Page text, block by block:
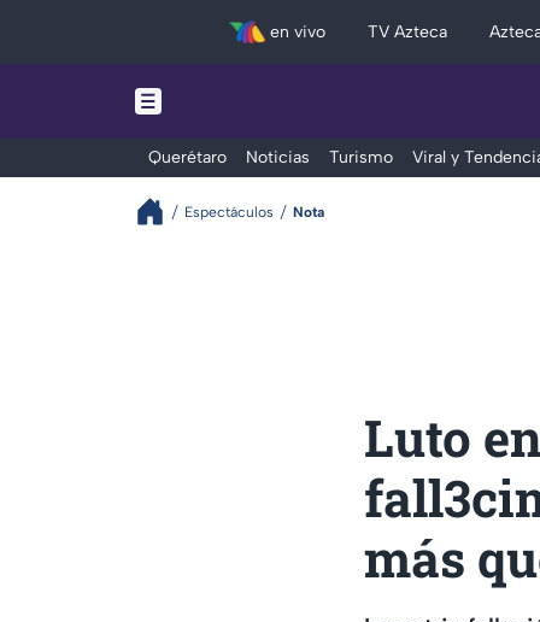
en vivo TV Azteca
Querétaro Noticias Turismo Viral y
Espectáculos Nota
Luto
más